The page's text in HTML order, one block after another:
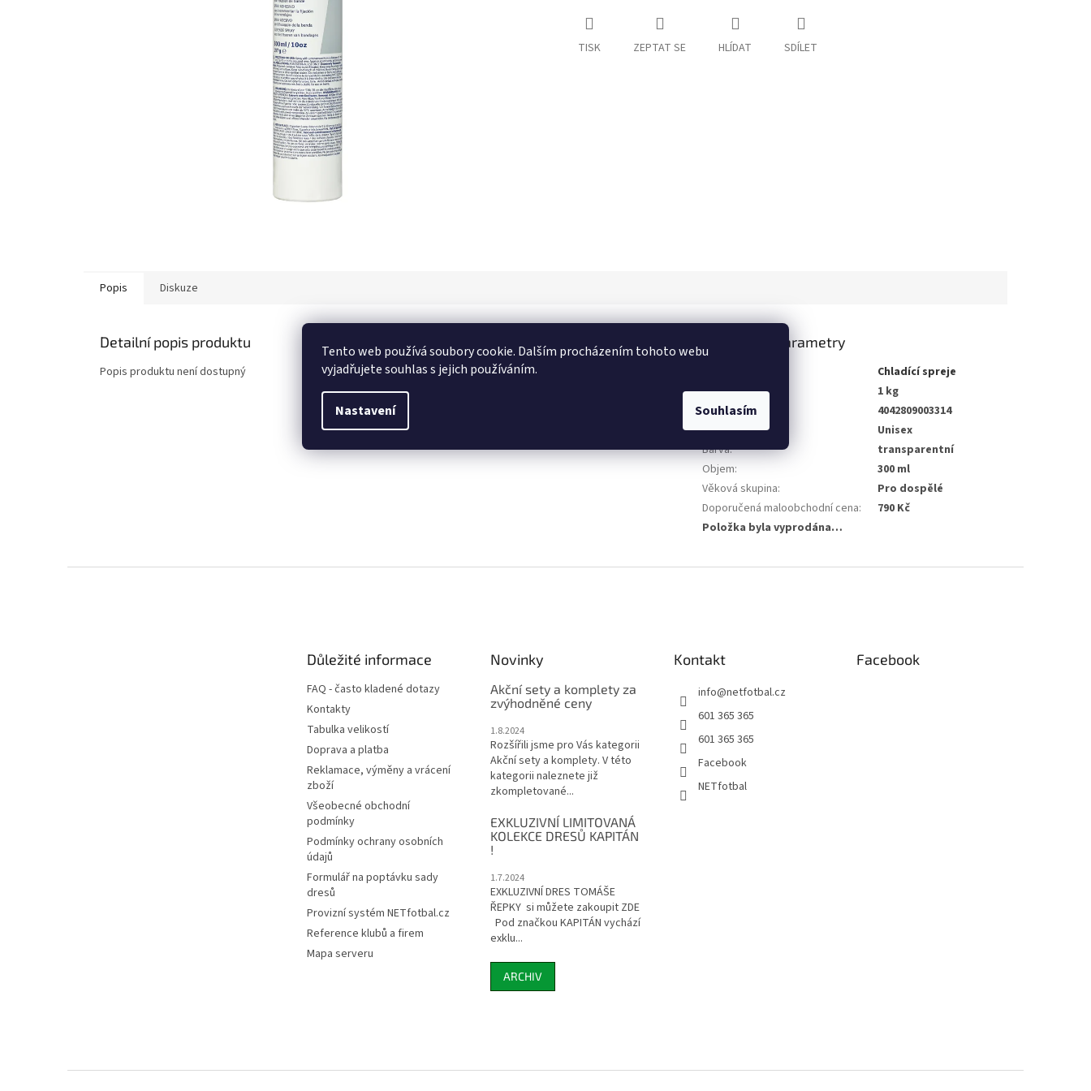
Tento web používá soubory cookie. Dalším procházením tohoto webu
vyjadřujete souhlas s jejich používáním.
Nastavení Souhlasím
TISK ZEPTAT SE HLÍDAT SDÍLET
Popis Diskuze
Detailní popis produktu
Popis produktu není dostupný
Doplňkové parametry
Chladící spreje
Hmotnost:
1 kg
EAN:
4042809003314
Určeno pro:
Unisex
Barva:
transparentní
Objem:
300 ml
Věková skupina:
Pro dospělé
Doporučená maloobchodní cena:
790 Kč
Položka byla vyprodána…
Důležité informace
FAQ - často kladené dotazy
Kontakty
Tabulka velikostí
Doprava a platba
Reklamace, výměny a vrácení
zboží
Všeobecné obchodní
podmínky
Podmínky ochrany osobních
údajů
Formulář na poptávku sady
dresů
Provizní systém NETfotbal.cz
Reference klubů a firem
Mapa serveru
Novinky
Akční sety a komplety za
zvýhodněné ceny
1.8.2024
Rozšířili jsme pro Vás kategorii
Akční sety a komplety. V této
kategorii naleznete již
zkompletované...
EXKLUZIVNÍ LIMITOVANÁ
KOLEKCE DRESŮ KAPITÁN
!
1.7.2024
EXKLUZIVNÍ DRES TOMÁŠE
ŘEPKY si můžete zakoupit ZDE
Pod značkou KAPITÁN vychází
exklu...
ARCHIV
Kontakt
info@netfotbal.cz
601 365 365
601 365 365
Facebook
NETfotbal
Facebook